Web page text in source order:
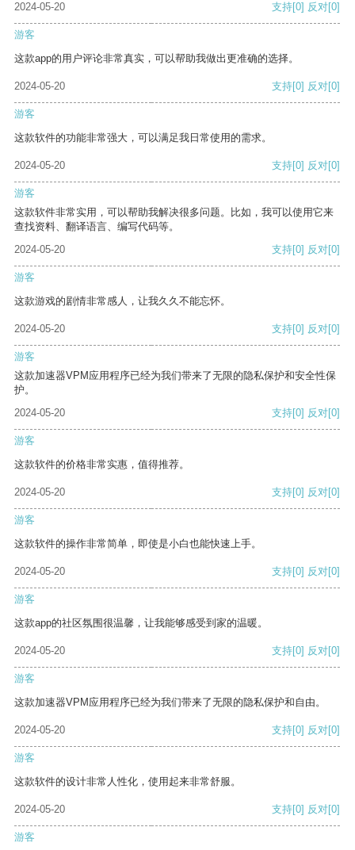
2024-05-20
支持[0] 反对[0]
游客
这款app的用户评论非常真实，可以帮助我做出更准确的选择。
2024-05-20 支持[0] 反对[0]
游客
这款软件的功能非常强大，可以满足我日常使用的需求。
2024-05-20 支持[0] 反对[0]
游客
这款软件非常实用，可以帮助我解决很多问题。比如，我可以使用它来
查找资料、翻译语言、编写代码等。
2024-05-20
支持[0] 反对[0]
游客
这款游戏的剧情非常感人，让我久久不能忘怀。
2024-05-20 支持[0] 反对[0]
游客
这款加速器VPM应用程序已经为我们带来了无限的隐私保护和安全性保
护。
2024-05-20
支持[0] 反对[0]
游客
这款软件的价格非常实惠，值得推荐。
2024-05-20 支持[0] 反对[0]
游客
这款软件的操作非常简单，即使是小白也能快速上手。
2024-05-20 支持[0] 反对[0]
游客
这款app的社区氛围很温馨，让我能够感受到家的温暖。
2024-05-20 支持[0] 反对[0]
游客
这款加速器VPM应用程序已经为我们带来了无限的隐私保护和自由。
2024-05-20 支持[0] 反对[0]
游客
这款软件的设计非常人性化，使用起来非常舒服。
2024-05-20 支持[0] 反对[0]
游客